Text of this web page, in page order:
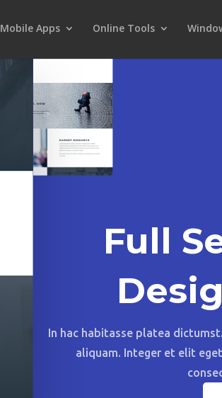
Mobile Apps Online Tools
Full
In hac habitasse platea
aliquam. Integer et elit